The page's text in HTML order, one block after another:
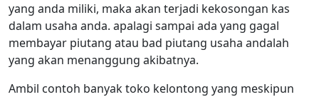
yang anda miliki, maka akan terjadi kekosongan kas
dalam usaha anda. apalagi sampai ada yang gagal
membayar piutang atau bad piutang usaha andalah
yang akan menanggung akibatnya.
Ambil contoh banyak toko kelontong yang meskipun